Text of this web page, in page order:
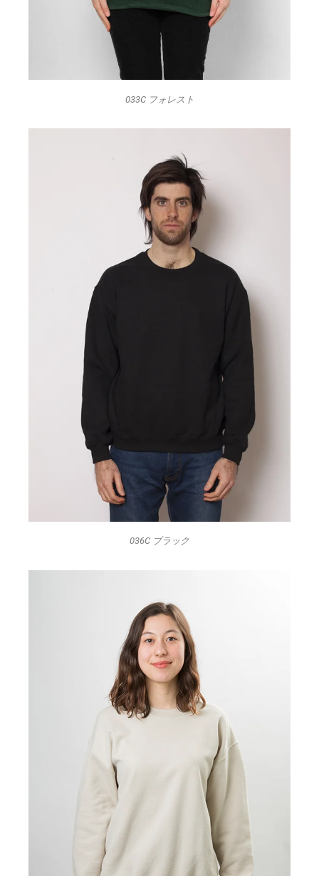
033C フォレスト
036C ブラック